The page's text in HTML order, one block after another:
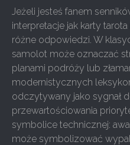
Jeżeli jesteś fanem
interpretacje jak karty
różne odpowiedzi. W
samolot może oznaczać
planami podróży lub
modernistycznych
odczytywany jako sygnał
przewartościowania
symbolice technicznej:
może symbolizować